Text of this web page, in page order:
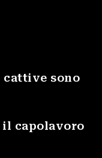
cattive sono
il capolavoro